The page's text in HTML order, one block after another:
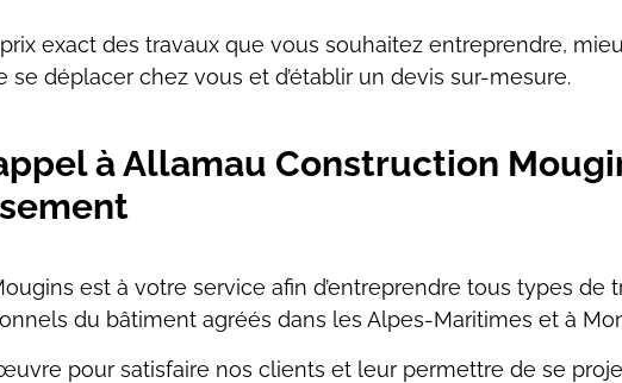
exact des travaux que vous souhaitez entreprendre,
se déplacer chez vous et d’établir un devis sur-mesure.
à Allamau Construction
est à votre service afin d’entreprendre tous types de
du bâtiment agréés dans les Alpes-Maritimes et à
pour satisfaire nos clients et leur permettre de se